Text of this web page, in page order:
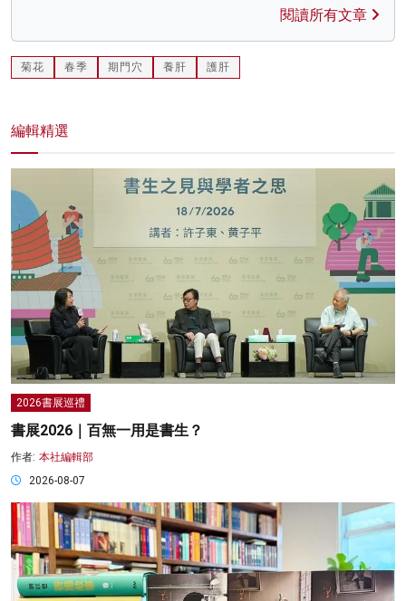
閱讀所有文章
菊花 春季 期門穴 養肝 護肝
編輯精選
2026書展巡禮
書展2026｜百無一用是書生？
作者: 本社編輯部
2026-08-07